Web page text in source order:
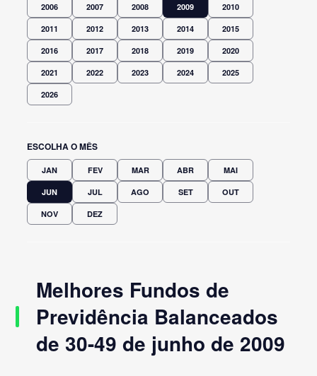
2006 2007 2008 2009 2010
2011 2012 2013 2014 2015
2016 2017 2018 2019 2020
2021 2022 2023 2024 2025
2026
ESCOLHA O MÊS
JAN FEV MAR ABR MAI
JUN JUL AGO SET OUT
NOV DEZ
Melhores Fundos de
Previdência Balanceados
de 30-49 de junho de 2009